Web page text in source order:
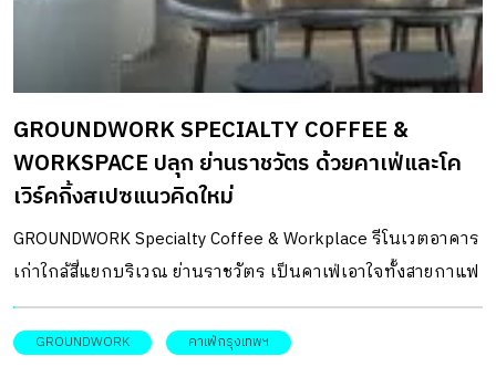
GROUNDWORK SPECIALTY COFFEE &
WORKSPACE ปลุก ย่านราชวัตร ด้วยคาเฟ่และโค
เวิร์คกิ้งสเปซแนวคิดใหม่
GROUNDWORK Specialty Coffee & Workplace รีโนเวตอาคาร
เก่าใกล้สี่แยกบริเวณ ย่านราชวัตร เป็นคาเฟ่เอาใจทั้งสายกาแฟ
และไลฟ์สไตล์แบบ Workation
GROUNDWORK คาเฟ่กรุงเทพฯ